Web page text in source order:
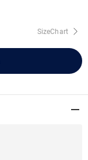
SizeChart